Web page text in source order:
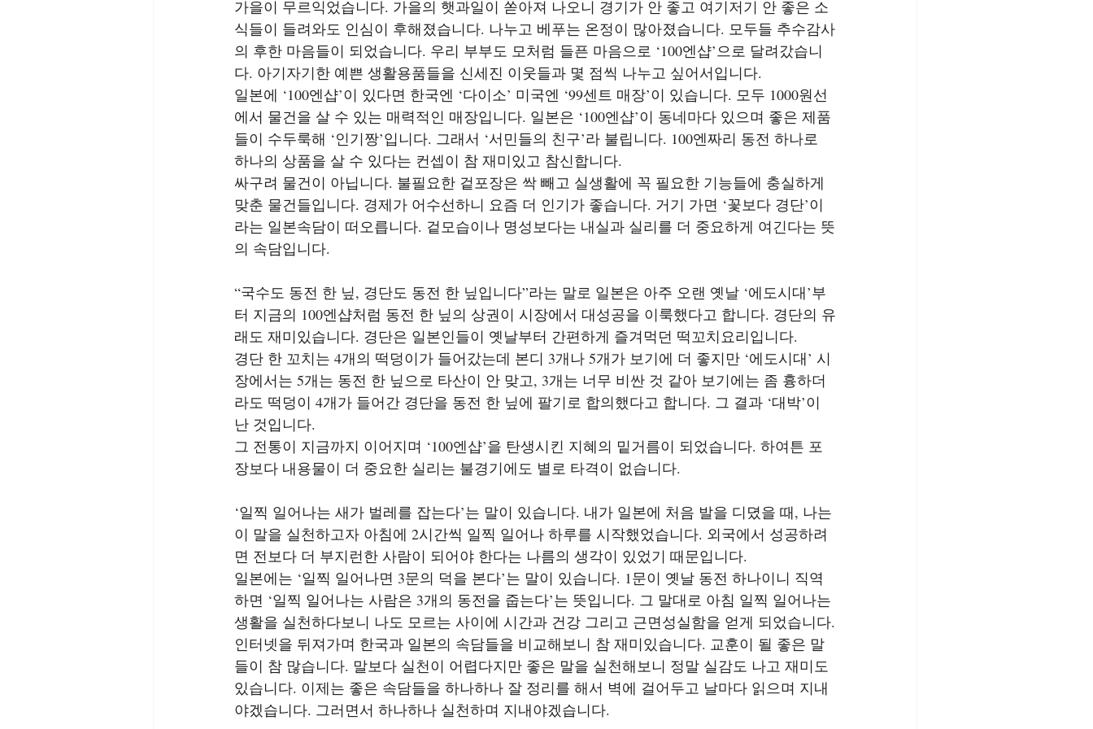
가을이 무르익었습니다. 가을의 햇과일이 쏟아져 나오니 경기가 안 좋고 여기저기 안 좋은 소
식들이 들려와도 인심이 후해졌습니다. 나누고 베푸는 온정이 많아졌습니다. 모두들 추수감사
의 후한 마음들이 되었습니다. 우리 부부도 모처럼 들픈 마음으로 ‘100엔샵’으로 달려갔습니
다. 아기자기한 예쁜 생활용품들을 신세진 이웃들과 몇 점씩 나누고 싶어서입니다.
일본에 ‘100엔샵’이 있다면 한국엔 ‘다이소’ 미국엔 ‘99센트 매장’이 있습니다. 모두 1000원선
에서 물건을 살 수 있는 매력적인 매장입니다. 일본은 ‘100엔샵’이 동네마다 있으며 좋은 제품
들이 수두룩해 ‘인기짱’입니다. 그래서 ‘서민들의 친구’라 불립니다. 100엔짜리 동전 하나로
하나의 상품을 살 수 있다는 컨셉이 참 재미있고 참신합니다.
싸구려 물건이 아닙니다. 불필요한 겉포장은 싹 빼고 실생활에 꼭 필요한 기능들에 충실하게
맞춘 물건들입니다. 경제가 어수선하니 요즘 더 인기가 좋습니다. 거기 가면 ‘꽃보다 경단’이
라는 일본속담이 떠오릅니다. 겉모습이나 명성보다는 내실과 실리를 더 중요하게 여긴다는 뜻
의 속담입니다.
“국수도 동전 한 닢, 경단도 동전 한 닢입니다”라는 말로 일본은 아주 오랜 옛날 ‘에도시대’부
터 지금의 100엔샵처럼 동전 한 닢의 상권이 시장에서 대성공을 이룩했다고 합니다. 경단의 유
래도 재미있습니다. 경단은 일본인들이 옛날부터 간편하게 즐겨먹던 떡꼬치요리입니다.
경단 한 꼬치는 4개의 떡덩이가 들어갔는데 본디 3개나 5개가 보기에 더 좋지만 ‘에도시대’ 시
장에서는 5개는 동전 한 닢으로 타산이 안 맞고, 3개는 너무 비싼 것 같아 보기에는 좀 흉하더
라도 떡덩이 4개가 들어간 경단을 동전 한 닢에 팔기로 합의했다고 합니다. 그 결과 ‘대박’이
난 것입니다.
그 전통이 지금까지 이어지며 ‘100엔샵’을 탄생시킨 지혜의 밑거름이 되었습니다. 하여튼 포
장보다 내용물이 더 중요한 실리는 불경기에도 별로 타격이 없습니다.
‘일찍 일어나는 새가 벌레를 잡는다’는 말이 있습니다. 내가 일본에 처음 발을 디뎠을 때, 나는
이 말을 실천하고자 아침에 2시간씩 일찍 일어나 하루를 시작했었습니다. 외국에서 성공하려
면 전보다 더 부지런한 사람이 되어야 한다는 나름의 생각이 있었기 때문입니다.
일본에는 ‘일찍 일어나면 3문의 덕을 본다’는 말이 있습니다. 1문이 옛날 동전 하나이니 직역
하면 ‘일찍 일어나는 사람은 3개의 동전을 줍는다’는 뜻입니다. 그 말대로 아침 일찍 일어나는
생활을 실천하다보니 나도 모르는 사이에 시간과 건강 그리고 근면성실함을 얻게 되었습니다.
인터넷을 뒤져가며 한국과 일본의 속담들을 비교해보니 참 재미있습니다. 교훈이 될 좋은 말
들이 참 많습니다. 말보다 실천이 어렵다지만 좋은 말을 실천해보니 정말 실감도 나고 재미도
있습니다. 이제는 좋은 속담들을 하나하나 잘 정리를 해서 벽에 걸어두고 날마다 읽으며 지내
야겠습니다. 그러면서 하나하나 실천하며 지내야겠습니다.